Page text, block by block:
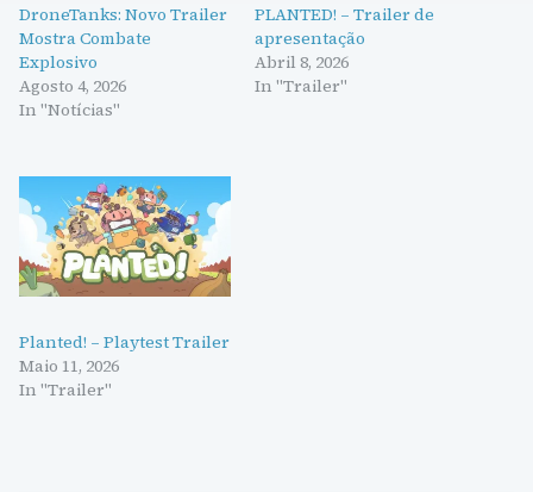
DroneTanks: Novo Trailer
Mostra Combate
Explosivo
Agosto 4, 2026
In "Notícias"
PLANTED! – Trailer de
apresentação
Abril 8, 2026
In "Trailer"
Planted! – Playtest Trailer
Maio 11, 2026
In "Trailer"